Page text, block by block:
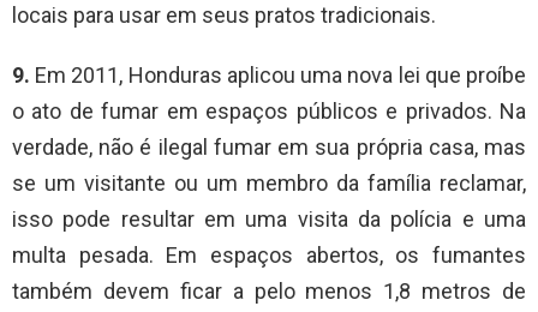
locais para usar em seus pratos tradicionais.
9. Em 2011, Honduras aplicou uma nova lei que proíbe
o ato de fumar em espaços públicos e privados. Na
verdade, não é ilegal fumar em sua própria casa, mas
se um visitante ou um membro da família reclamar,
isso pode resultar em uma visita da polícia e uma
multa pesada. Em espaços abertos, os fumantes
também devem ficar a pelo menos 1,8 metros de